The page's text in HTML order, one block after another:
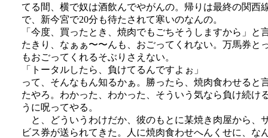
てる間、横で奴は酒飲んでやがんの。帰りは最終の関西
で、新今宮で20分も待たされて寒いのなんの。
「今度、買ったとき、焼肉でもごちそうしますから」と
たきり、なぁぁ〜〜んも、おごってくれない。万馬券と
もおごってくれるそぶりさえない。
「トータルしたら、負けてるんですよぉ」
って、そんなもん知るかぁ。勝ったら、焼肉食わせると
たやろ。わかった、わかった、そういう気なら負け続け
うに呪ってやる。
と、どういうわけだか、彼のもとに某焼き肉屋から、
ビス券が送られてきた。人に焼肉食わせへんくせに、な